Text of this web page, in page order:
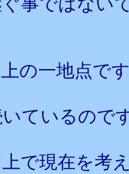
の一地点で
ているので
で現在を考